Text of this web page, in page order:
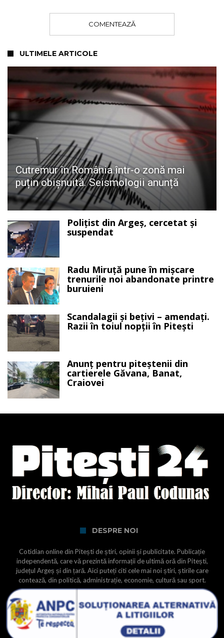
COMENTEAZĂ
ULTIMELE ARTICOLE
Cutremur în România într-o zonă mai
puțin obișnuită. Seismologii anunță
Polițist din Argeș, cercetat și
suspendat
Radu Miruță pune în mișcare
trenurile noi abandonate printre
buruieni
Scandalagii și bețivi – amendați.
Razii în toiul nopții în Pitești
Anunț pentru piteștenii din
cartierele Găvana, Banat,
Craiovei
DESPRE NOI
Cotidian online din Pitești de știri, opinii și publicitate. Publicație
independentă, care vă prezintă informații de ultimă oră din Pitești,
județul Argeș și din țară. Aici puteți citi cele mai noi știri, știrile care
contează, din politică, administrație, economie, cultură sau sport.